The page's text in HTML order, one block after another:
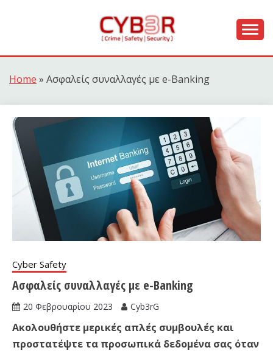
CYB3R
Home » Ασφαλείς συναλλαγές με e-Banking
Cyber Safety
Ασφαλείς συναλλαγές με e-Banking
20 Φεβρουαρίου 2023 Cyb3rG
Ακολουθήστε μερικές απλές συμβουλές και
προστατέψτε τα προσωπικά δεδομένα σας όταν